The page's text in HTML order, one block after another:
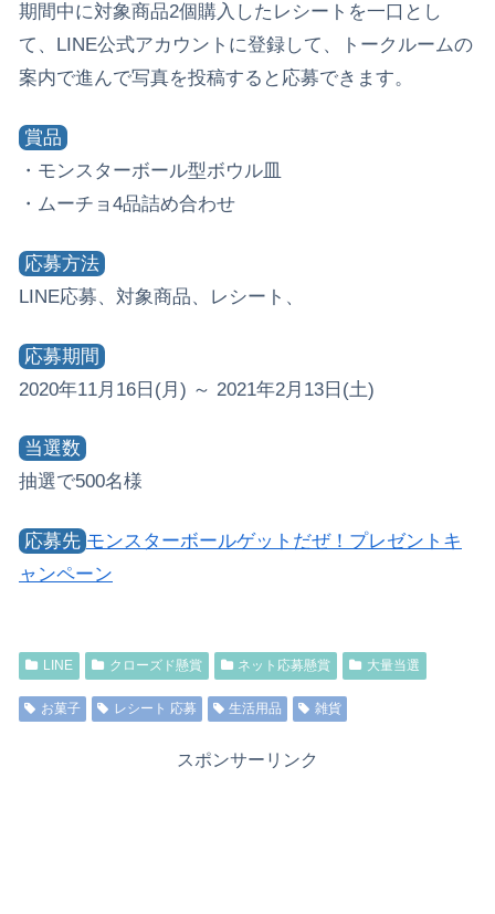
期間中に対象商品2個購入したレシートを一口とし
て、LINE公式アカウントに登録して、トークルームの
案内で進んで写真を投稿すると応募できます。
賞品
・モンスターボール型ボウル皿
・ムーチョ4品詰め合わせ
応募方法
LINE応募、対象商品、レシート、
応募期間
2020年11月16日(月) ～ 2021年2月13日(土)
当選数
抽選で500名様
応募先 モンスターボールゲットだぜ！プレゼントキ
ャンペーン
LINE クローズド懸賞 ネット応募懸賞 大量当選
お菓子 レシート 応募 生活用品 雑貨
スポンサーリンク